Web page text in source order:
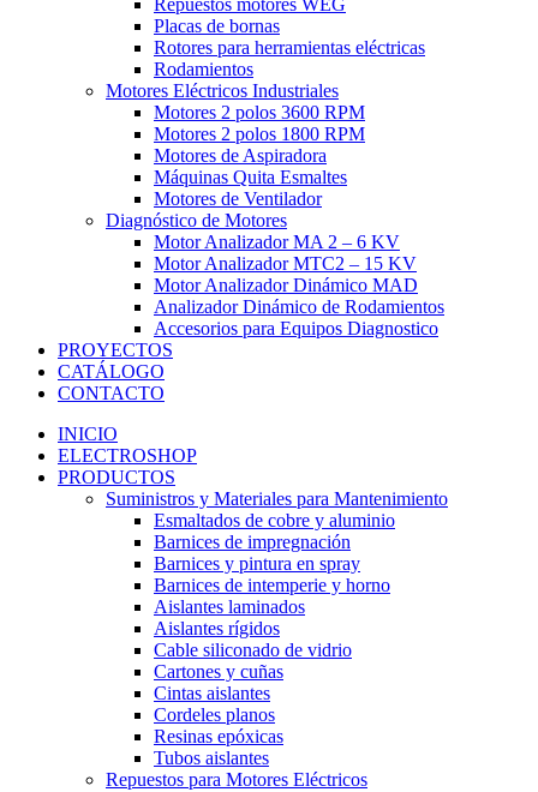
Repuestos motores WEG
Placas de bornas
Rotores para herramientas eléctricas
Rodamientos
Motores Eléctricos Industriales
Motores 2 polos 3600 RPM
Motores 2 polos 1800 RPM
Motores de Aspiradora
Máquinas Quita Esmaltes
Motores de Ventilador
Diagnóstico de Motores
Motor Analizador MA 2 – 6 KV
Motor Analizador MTC2 – 15 KV
Motor Analizador Dinámico MAD
Analizador Dinámico de Rodamientos
Accesorios para Equipos Diagnostico
PROYECTOS
CATÁLOGO
CONTACTO
INICIO
ELECTROSHOP
PRODUCTOS
Suministros y Materiales para Mantenimiento
Esmaltados de cobre y aluminio
Barnices de impregnación
Barnices y pintura en spray
Barnices de intemperie y horno
Aislantes laminados
Aislantes rígidos
Cable siliconado de vidrio
Cartones y cuñas
Cintas aislantes
Cordeles planos
Resinas epóxicas
Tubos aislantes
Repuestos para Motores Eléctricos